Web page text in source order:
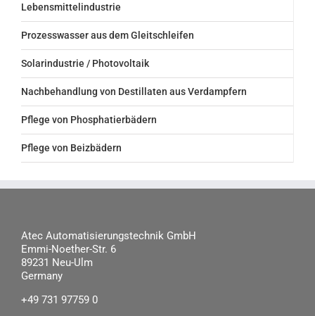
Lebensmittelindustrie
Prozesswasser aus dem Gleitschleifen
Solarindustrie / Photovoltaik
Nachbehandlung von Destillaten aus Verdampfern
Pflege von Phosphatierbädern
Pflege von Beizbädern
Atec Automatisierungstechnik GmbH
Emmi-Noether-Str. 6
89231 Neu-Ulm
Germany
+49 731 97759 0